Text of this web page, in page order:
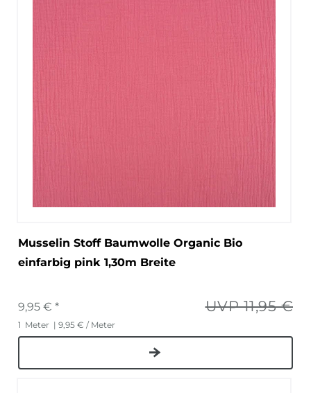
Musselin Stoff Baumwolle Organic Bio
einfarbig pink 1,30m Breite
UVP 11,95 €
9,95 € *
1 Meter | 9,95 € / Meter